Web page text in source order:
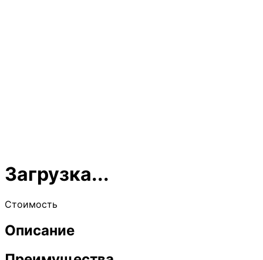
Загрузка...
Стоимость
Описание